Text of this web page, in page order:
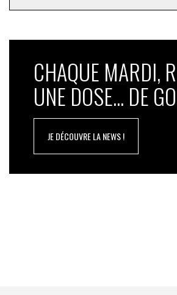
CHAQUE MARDI,
UNE DOSE... DE
JE DÉCOUVRE LA NEWS !